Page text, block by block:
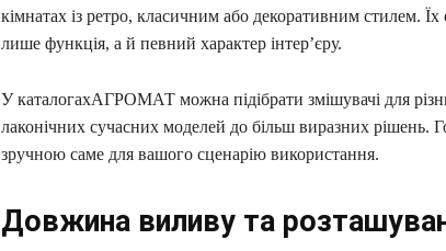
кімнатах із ретро, класичним або декоративним стилем.
лише функція, а й певний характер інтер’єру.
У каталогахАГРОМАТ можна підібрати змішувачі для
лаконічних сучасних моделей до більш виразних рішень.
зручною саме для вашого сценарію використання.
Довжина виливу та